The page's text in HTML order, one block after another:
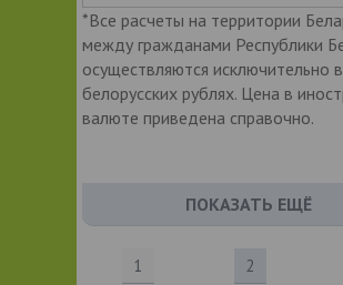
*Все расчеты на территории
между гражданами Республики
осуществляются исключительно в
белорусских рублях. Цена в
валюте приведена справочно.
ПОКАЗАТЬ ЕЩЁ
1 2